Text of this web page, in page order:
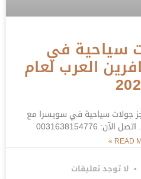
سياحية في
العرب لعام
جولات سياحية في سويسرا مع
READ
لا توجد تعليقات